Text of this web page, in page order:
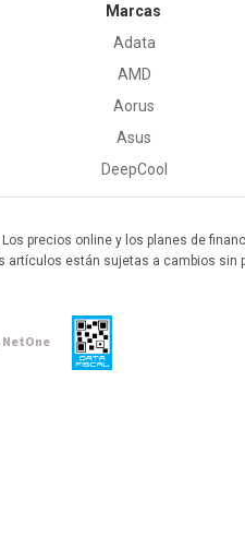
Marcas
Adata
AMD
Aorus
Asus
DeepCool
precios online y los planes de
artículos están sujetas a cambios sin
NetOne